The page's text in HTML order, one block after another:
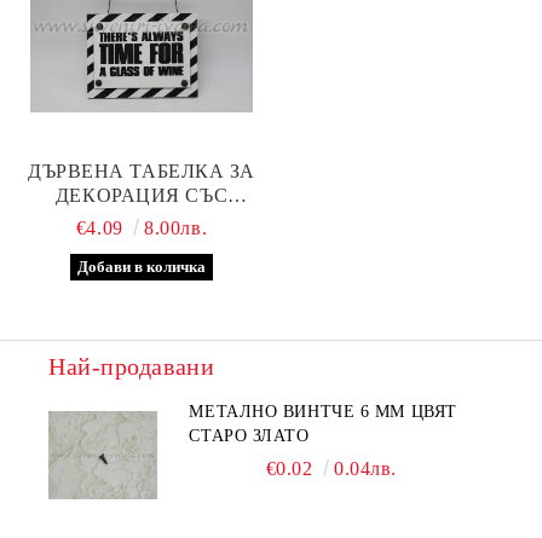
ДЪРВЕНА ТАБЕЛКА ЗА
ДЕКОРАЦИЯ СЪС
ЗАБАВЕН НАДПИС,
€4.09 8.00лв.
Най-продавани
МЕТАЛНО ВИНТЧЕ 6 ММ ЦВЯТ
СТАРО ЗЛАТО
€0.02 0.04лв.